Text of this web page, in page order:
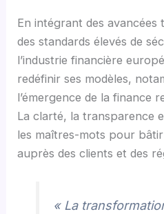
En intégrant des avancées
des standards élevés de
l’industrie financière
redéfinir ses modèles,
l’émergence de la finance
La clarté, la transparence
les maîtres-mots pour
auprès des clients et des
« La